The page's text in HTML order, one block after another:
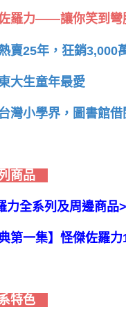
羅力——讓你笑到彎
賣25年，狂銷3,000
大生童年最愛
灣小學界，圖書館借
商品
力全系列及周邊商品
第一集】怪傑佐羅
特色